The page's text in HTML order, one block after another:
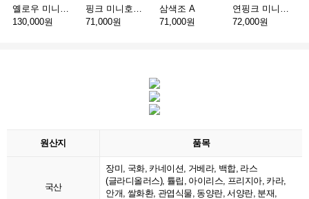
옐로우 미니호접 C
130,000원
핑크 미니호접 A
71,000원
삼색조 A
71,000원
연핑크 미니호접 A
72,000원
원산지 품목
국산
장미, 국화, 카네이션, 거베라, 백합, 라스
(글라디올러스), 튤립, 아이리스, 프리지아, 카라,
안개, 쌀화환, 관엽식물, 동양란, 서양란, 분재,